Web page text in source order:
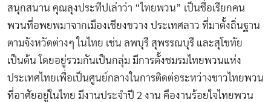
สนุกสนาน คุณลุงประทีปเล่าว่า “ไทยพวน” เป็นชื่อเรียกคน
พวนที่อพยพมาจากเมืองเชียงขวาง ประเทศลาว ที่มาตั้งถิ่นฐาน
ตามจังหวัดต่างๆ ในไทย เช่น ลพบุรี สุพรรณบุรี และสุโขทัย
เป็นต้น โดยอยู่รวมกันเป็นกลุ่ม มีการตั้งชมรมไทยพวนแห่ง
ประเทศไทยเพื่อเป็นศูนย์กลางในการติดต่อระหว่างชาวไทยพวน
ที่อาศัยอยู่ในไทย มีงานประจำปี 2 งาน คืองานร้อยใจไทยพวน